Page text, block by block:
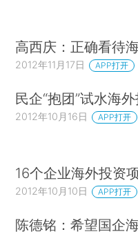
高西庆：正确看待
2012年11月17日 APP打开
民企“抱团”试水海
2012年10月16日 APP打开
16个企业海外投资
2012年10月10日 APP打开
陈德铭：希望国企